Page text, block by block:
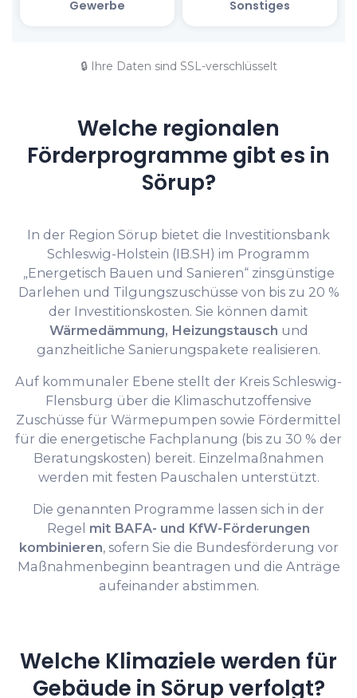
🔒 Ihre Daten sind SSL-verschlüsselt
Welche regionalen
Förderprogramme gibt es in
Sörup?
In der Region Sörup bietet die Investitionsbank
Schleswig-Holstein (IB.SH) im Programm
„Energetisch Bauen und Sanieren“ zinsgünstige
Darlehen und Tilgungszuschüsse von bis zu 20 %
der Investitionskosten. Sie können damit
Wärmedämmung, Heizungstausch und
ganzheitliche Sanierungspakete realisieren.
Auf kommunaler Ebene stellt der Kreis Schleswig-
Flensburg über die Klimaschutzoffensive
Zuschüsse für Wärmepumpen sowie Fördermittel
für die energetische Fachplanung (bis zu 30 % der
Beratungskosten) bereit. Einzelmaßnahmen
werden mit festen Pauschalen unterstützt.
Die genannten Programme lassen sich in der
Regel mit BAFA- und KfW-Förderungen
kombinieren, sofern Sie die Bundesförderung vor
Maßnahmenbeginn beantragen und die Anträge
aufeinander abstimmen.
Welche Klimaziele werden für
Gebäude in Sörup verfolgt?